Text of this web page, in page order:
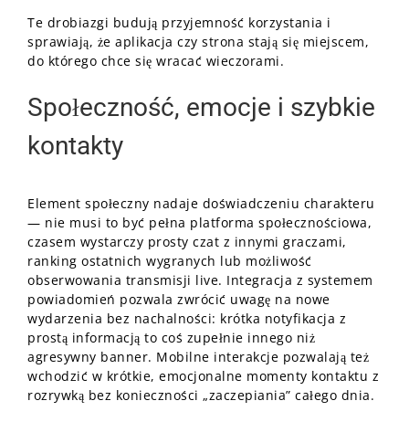
Te drobiazgi budują przyjemność korzystania i
sprawiają, że aplikacja czy strona stają się miejscem,
do którego chce się wracać wieczorami.
Społeczność, emocje i szybkie
kontakty
Element społeczny nadaje doświadczeniu charakteru
— nie musi to być pełna platforma społecznościowa,
czasem wystarczy prosty czat z innymi graczami,
ranking ostatnich wygranych lub możliwość
obserwowania transmisji live. Integracja z systemem
powiadomień pozwala zwrócić uwagę na nowe
wydarzenia bez nachalności: krótka notyfikacja z
prostą informacją to coś zupełnie innego niż
agresywny banner. Mobilne interakcje pozwalają też
wchodzić w krótkie, emocjonalne momenty kontaktu z
rozrywką bez konieczności „zaczepiania” całego dnia.